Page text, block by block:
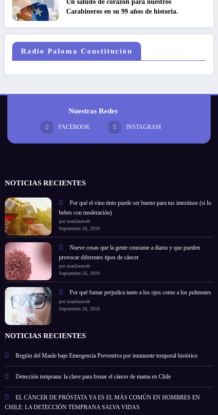
Un saludo de corazón para nuestros
Carabineros en su 99 años de historia.
Radio Paloma Constitución
Nuestras Redes
FACEBOOK INSTAGRAM
NOTICIAS RECIENTES
Por qué el vino tinto puede ser bueno para tus intestinos (si lo
bebes con moderación)
por maulinaweb
Septiembre 26, 2019
Nueve cosas que la gente consume a diario y que pueden
provocar diferentes tipos de cáncer
por maulinaweb
Septiembre 26, 2019
Por qué fumar perjudica tanto a los ojos como a los pulmones
por maulinaweb
Septiembre 26, 2019
NOTICIAS RECIENTES
Región del Maule bajo Emergencia Preventiva por inminente temporal histórico
Detección temprana: la clave para frenar el cáncer de mama en Chile
EL CÁNCER DE PRÓSTATA YA ES EL MÁS COMÚN EN HOMBRES EN
CHILE: LA DETECCIÓN TEMPRANA SALVA VIDAS